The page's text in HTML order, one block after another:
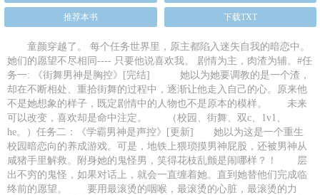
推荐本书 下载TXT
童颜穿越了。 每个任务世界里，原主都陷入迷失自我的暗恋中。
她们的愿望不尽相同---- 只要他说喜欢我。 剧情为主，肉渣为辅。#任
务一: 《街舞男神是胸控》[完结] 她以为她要调教的是一个渣，
却在不断相处、重拾街舞的过程中，逐渐让他走入自己的心。原来他
不是她想象的样子，既定剧情中的人物也不是原本的模样。 未来
可以改变，喜欢却是命中注定。 （校园、街舞、双c、1v1、
he。）任务二：《学霸男神是声控》[更新] 她以为这是一个重生
校园暗恋向的养成游戏。可是，地铁上猥琐摸男神屁股，还被男神从
咸猪手里解救。附身她的鬼怪男，笑得花枝乱颤是闹哪样？！ 层
出不穷的鬼怪，如果对话上，就会一直缠着她。直到她替他们完成临
终前的愿望。 要用最滚烫的咽喉，最滚烫的心脏，最滚烫的力